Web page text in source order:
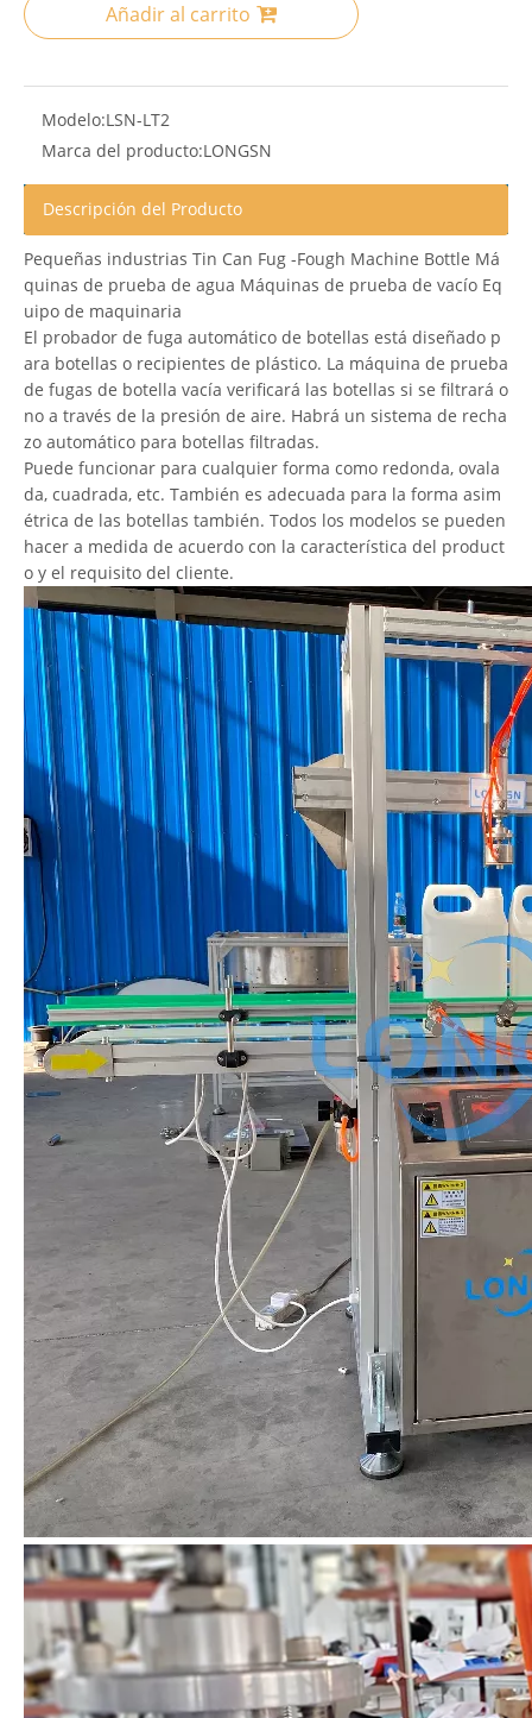
Añadir al carrito
Modelo:LSN-LT2
Marca del producto:LONGSN
Descripción del Producto
Pequeñas industrias Tin Can Fug -Fough Machine Bottle Má
quinas de prueba de agua Máquinas de prueba de vacío Eq
uipo de maquinaria
El probador de fuga automático de botellas está diseñado p
ara botellas o recipientes de plástico. La máquina de prueba
de fugas de botella vacía verificará las botellas si se filtrará o
no a través de la presión de aire. Habrá un sistema de recha
zo automático para botellas filtradas.
Puede funcionar para cualquier forma como redonda, ovala
da, cuadrada, etc. También es adecuada para la forma asim
étrica de las botellas también. Todos los modelos se pueden
hacer a medida de acuerdo con la característica del product
o y el requisito del cliente.